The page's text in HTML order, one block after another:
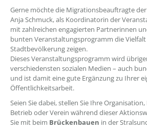
Gerne möchte die Migrationsbeauftragte
Anja Schmuck, als Koordinatorin der
mit zahlreichen engagierten Partnerinnen
bunten Veranstaltungsprogramm die
Stadtbevölkerung zeigen.
Dieses Veranstaltungsprogramm wird
verschiedensten sozialen Medien – auch
und ist damit eine gute Ergänzung zu Ihrer
Öffentlichkeitsarbeit.
Seien Sie dabei, stellen Sie Ihre
Betrieb oder Verein während dieser
Sie mit beim Brückenbauen in der